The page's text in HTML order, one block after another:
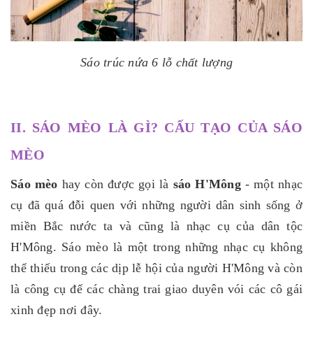
Sáo trúc nứa 6 lỗ chất lượng
II. SÁO MÈO LÀ GÌ? CẤU TẠO CỦA SÁO
MÈO
Sáo mèo hay còn được gọi là sáo H'Mông- một nhạc
cụ đã quá đỗi quen với những người dân sinh sống ở
miền Bắc nước ta và cũng là nhạc cụ của dân tộc
H'Mông. Sáo mèo là một trong những nhạc cụ không
thể thiếu trong các dịp lễ hội của người H'Mông và còn
là công cụ để các chàng trai giao duyên vói các cô gái
xinh đẹp nơi đây.